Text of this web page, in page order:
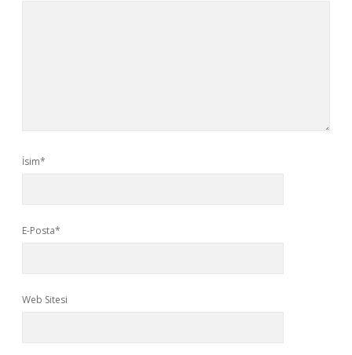
İsim*
E-Posta*
Web Sitesi